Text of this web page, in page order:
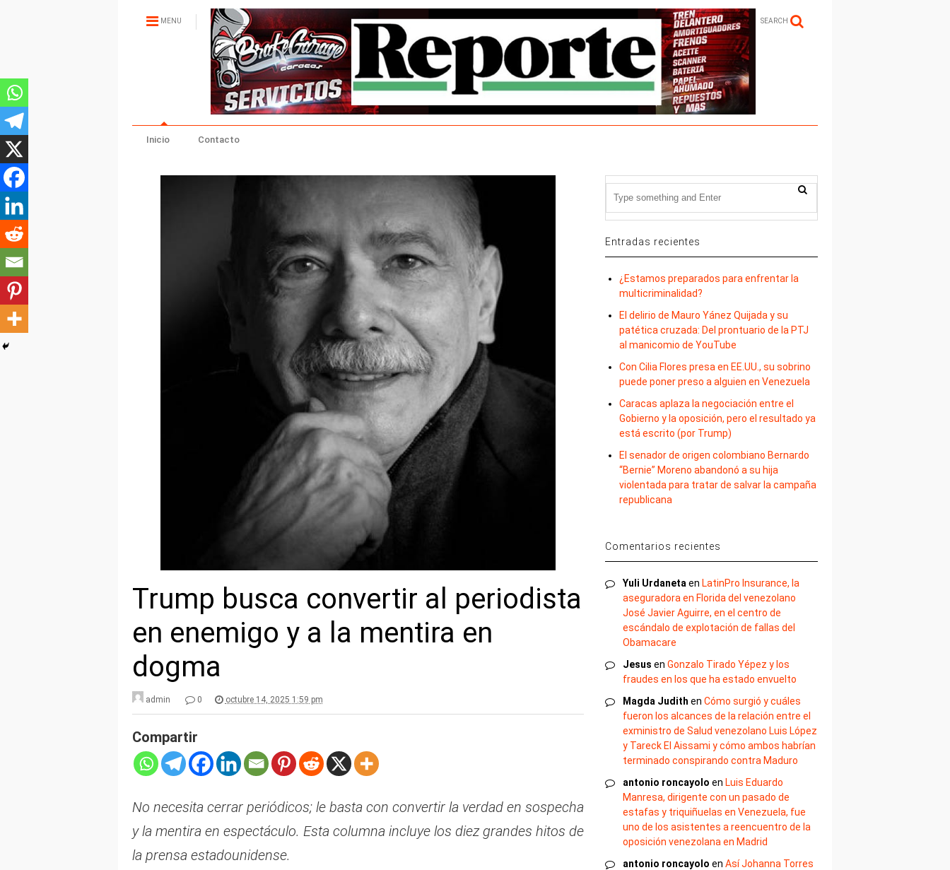
MENU SEARCH
Inicio Contacto
Trump busca convertir al periodista
en enemigo y a la mentira en
dogma
admin 0 octubre 14, 2025 1:59 pm
Compartir
No necesita cerrar periódicos; le basta con convertir la verdad en sospecha
y la mentira en espectáculo. Esta columna incluye los diez grandes hitos de
la prensa estadounidense.
Entradas recientes
¿Estamos preparados para enfrentar la
multicriminalidad?
El delirio de Mauro Yánez Quijada y su
patética cruzada: Del prontuario de la PTJ
al manicomio de YouTube
Con Cilia Flores presa en EE.UU., su sobrino
puede poner preso a alguien en Venezuela
Caracas aplaza la negociación entre el
Gobierno y la oposición, pero el resultado ya
está escrito (por Trump)
El senador de origen colombiano Bernardo
“Bernie” Moreno abandonó a su hija
violentada para tratar de salvar la campaña
republicana
Comentarios recientes
Yuli Urdaneta en LatinPro Insurance, la
aseguradora en Florida del venezolano
José Javier Aguirre, en el centro de
escándalo de explotación de fallas del
Obamacare
Jesus enGonzalo Tirado Yépez y los
fraudes en los que ha estado envuelto
Magda Judith enCómo surgió y cuáles
fueron los alcances de la relación entre el
exministro de Salud venezolano Luis López
y Tareck El Aissami y cómo ambos habrían
terminado conspirando contra Maduro
antonio roncayolo en Luis Eduardo
Manresa, dirigente con un pasado de
estafas y triquiñuelas en Venezuela, fue
uno de los asistentes a reencuentro de la
oposición venezolana en Madrid
antonio roncayolo enAsí Johanna Torres